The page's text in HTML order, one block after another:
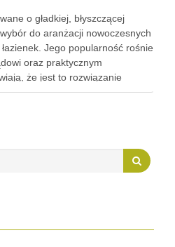
o gładkiej, błyszczącej
do aranżacji nowoczesnych
Jego popularność rośnie
oraz praktycznym
że jest to rozwiązanie
utrzymaniu. W kuchniach Lacobel